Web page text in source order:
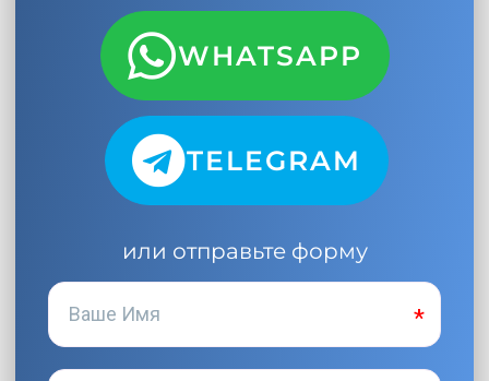
WHATSAPP
TELEGRAM
или отправьте форму